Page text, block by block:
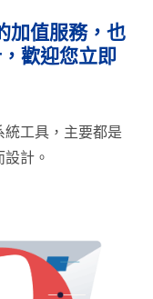
加值服務，也
歡迎您立即
統工具，主要都是
計。